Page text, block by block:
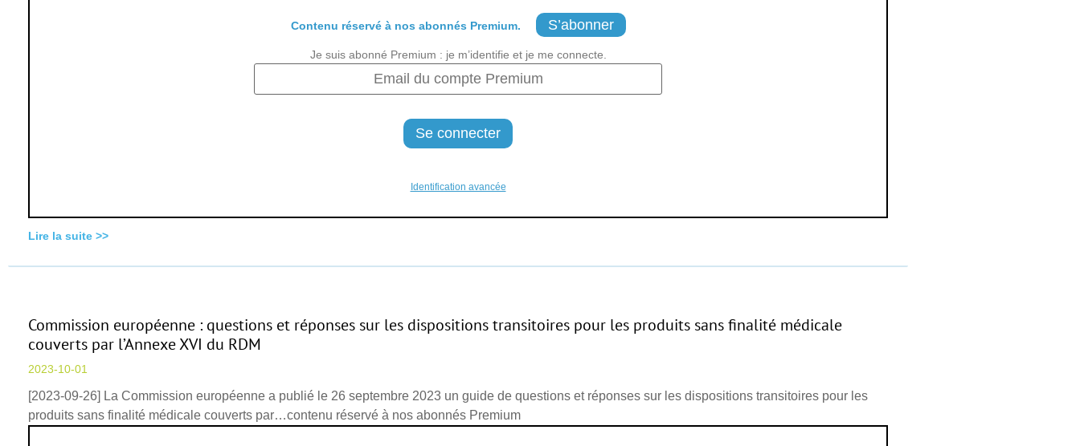
Contenu réservé à nos abonnés Premium. S’abonner
Je suis abonné Premium : je m’identifie et je me connecte.
Identification avancée
Lire la suite >>
Commission européenne : questions et réponses sur les dispositions transitoires pour les produits sans finalité médicale
couverts par l’Annexe XVI du RDM
2023-10-01
[2023-09-26] La Commission européenne a publié le 26 septembre 2023 un guide de questions et réponses sur les dispositions transitoires pour les
produits sans finalité médicale couverts par…contenu réservé à nos abonnés Premium